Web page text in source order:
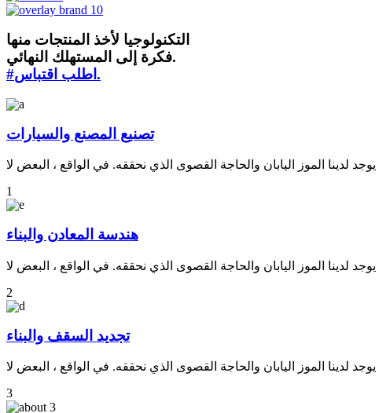
التكنولوجيا لأخذ المنتجات منها
فكرة إلى المستهلك النهائي.
#اطلب اقتباس.
تصنيع المصنع والسيارات
1
هندسة المعادن والبناء
2
تجديد السقف والبناء
3